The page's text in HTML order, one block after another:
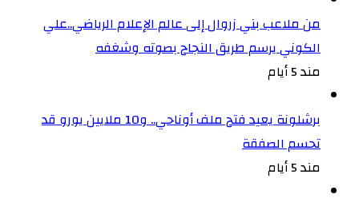
من ملاعب بني زروال إلى عالم الإعلام الرياضي..علي
الكوني يرسم طريق النجاح بصوته وشغفه
مند 5 أيام
برشلونة يعيد فتح ملف أوناحي.. و10 ملايين يورو قد
تحسم الصفقة
مند 5 أيام